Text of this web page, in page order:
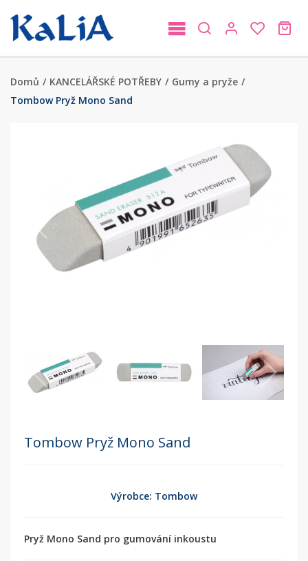
Domů / KANCELÁŘSKÉ POTŘEBY / Gumy a pryže /
Tombow Pryž Mono Sand
Tombow Pryž Mono Sand
Výrobce: Tombow
Pryž Mono Sand pro gumování inkoustu